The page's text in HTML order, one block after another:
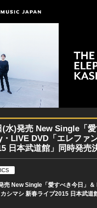
(水)発売 New Single「
LIVE DVD「エレファ
日本武道館」同時発売
売 New Single「愛すべき今日」
シマシ 新春ライブ2015 日本武道